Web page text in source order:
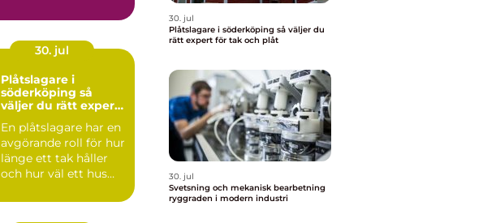
läcker...
30. jul
Plåtslagare i
söderköping så
väljer du rätt expert
En plåtslagare har en
avgörande roll för hur
länge ett tak håller
och hur väl ett hus
30. jul
Plåtslagare i söderköping så väljer du
rätt expert för tak och plåt
30. jul
Svetsning och mekanisk bearbetning
ryggraden i modern industri